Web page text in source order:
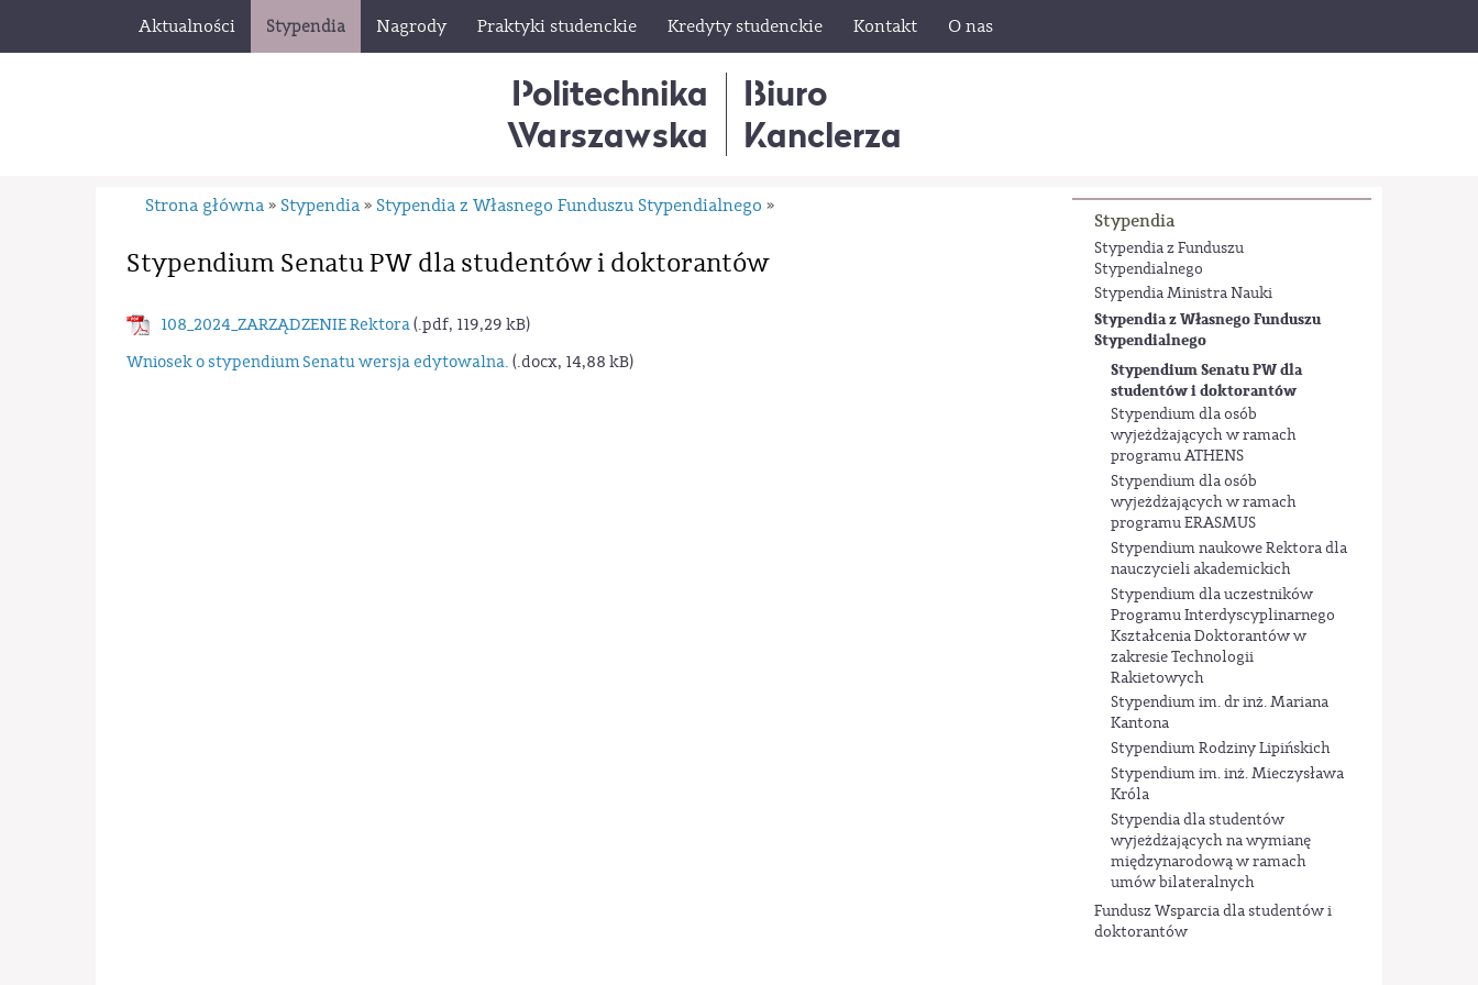
Aktualności Stypendia Nagrody Praktyki studenckie Kredyty studenckie Kontakt O nas
Politechnika
Warszawska
Biuro
Kanclerza
Stypendia
Stypendia z Funduszu
Stypendialnego
Stypendia Ministra Nauki
Stypendia z Własnego Funduszu
Stypendialnego
Stypendium Senatu PW dla
studentów i doktorantów
Stypendium dla osób
wyjeżdżających w ramach
programu ATHENS
Stypendium dla osób
wyjeżdżających w ramach
programu ERASMUS
Stypendium naukowe Rektora dla
nauczycieli akademickich
Stypendium dla uczestników
Programu Interdyscyplinarnego
Kształcenia Doktorantów w
zakresie Technologii
Rakietowych
Stypendium im. dr inż. Mariana
Kantona
Stypendium Rodziny Lipińskich
Stypendium im. inż. Mieczysława
Króla
Stypendia dla studentów
wyjeżdżających na wymianę
międzynarodową w ramach
umów bilateralnych
Fundusz Wsparcia dla studentów i
doktorantów
Strona główna » Stypendia » Stypendia z Własnego Funduszu Stypendialnego »
Stypendium Senatu PW dla studentów i doktorantów
108_2024_ZARZĄDZENIE Rektora(.pdf, 119,29 kB)
Wniosek o stypendium Senatu wersja edytowalna. (.docx, 14,88 kB)